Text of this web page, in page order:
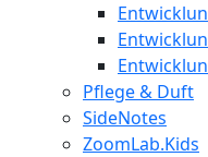
Pflege & Duft
SideNotes
ZoomLab.Kids